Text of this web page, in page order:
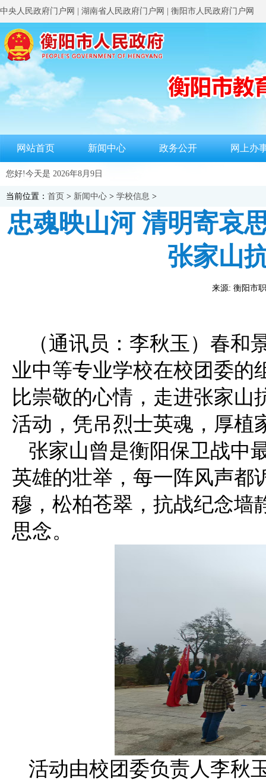
中央人民政府门户网 湖南省人民政府门户网 衡阳市人民政府门户网
网站首页 新闻中心 政务公开 网上办
您好!今天是 2026年8月9日
当前位置： 首页 > 新闻中心 > 学校信息 >
忠魂映山河 清明寄哀
张家山
来源: 衡阳市
（通讯员：李秋玉）春和
业中等专业学校在校团委的
比崇敬的心情，走进张家山
活动，凭吊烈士英魂，厚植
张家山曾是衡阳保卫战中
英雄的壮举，每一阵风声都
穆，松柏苍翠，抗战纪念墙
思念。
活动由校团委负责人李秋